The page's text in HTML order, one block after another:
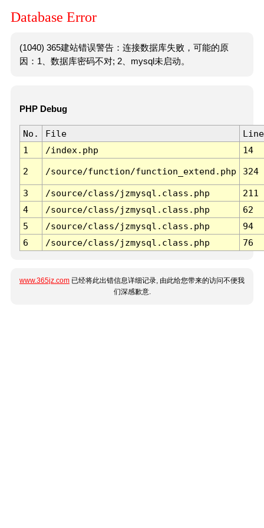
Database Error
(1040) 365建站错误警告：连接数据库失败，可能的原
因：1、数据库密码不对; 2、mysql未启动。
PHP Debug
No. File
Line
1
/index.php 14
2 /source/function/function_extend.php 324
3 /source/class/jzmysql.class.php
211
4
/source/class/jzmysql.class.php
62
5
/source/class/jzmysql.class.php
94
6
/source/class/jzmysql.class.php 76
www.365jz.com 已经将此出错信息详细记录, 由此给您带来的访问不便我
们深感歉意.